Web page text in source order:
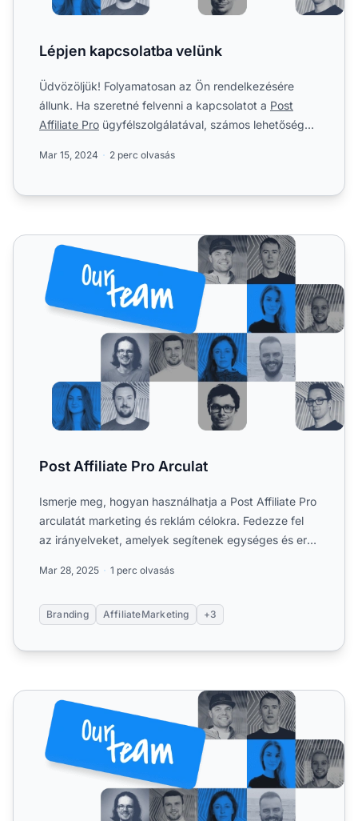
Lépjen kapcsolatba velünk
Üdvözöljük! Folyamatosan az Ön rendelkezésére
állunk. Ha szeretné felvenni a kapcsolatot a Post
Affiliate Pro ügyfélszolgálatával, számos lehetőséget
Mar 15, 2024 2 perc olvasás
Post Affiliate Pro Arculat
Post Affiliate Pro Arculat
Ismerje meg, hogyan használhatja a Post Affiliate Pro
arculatát marketing és reklám célokra. Fedezze fel
az irányelveket, amelyek segítenek egységes és erős
Mar 28, 2025 1 perc olvasás
Branding AffiliateMarketing +3
Rólunk